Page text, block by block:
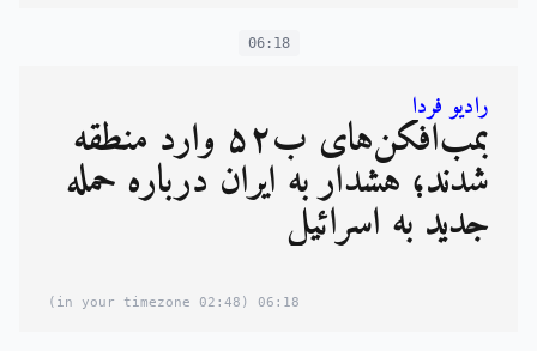
06:18
رادیو فردا بمب‌افکن‌های ب۵۲ وارد منطقه
شدند؛ هشدار به ایران درباره حمله
جدید به اسرائیل
06:18
(02:48 in your timezone)